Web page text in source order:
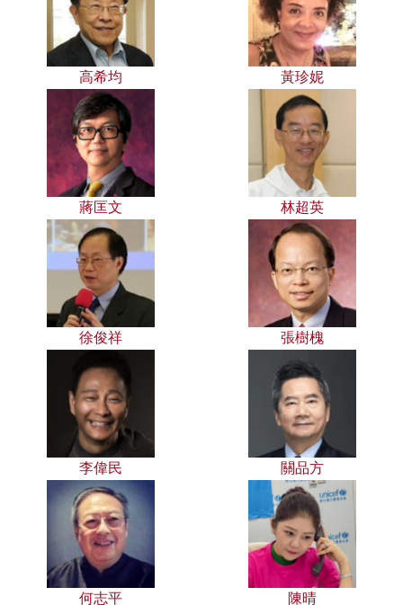
高希均 黃珍妮
蔣匡文 林超英
徐俊祥 張樹槐
李偉民 關品方
何志平 陳晴